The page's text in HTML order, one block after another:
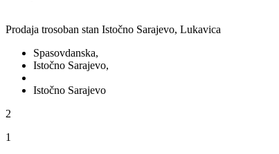
Prodaja trosoban stan Istočno Sarajevo, Lukavica
Spasovdanska,
Istočno Sarajevo,
Istočno Sarajevo
2
1